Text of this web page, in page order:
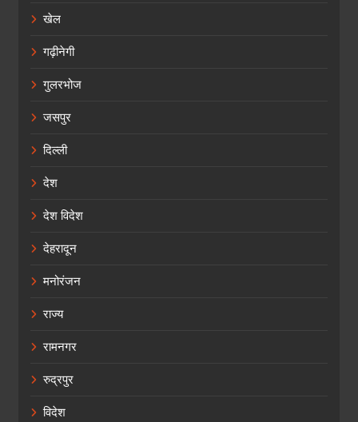
खेल
गढ़ीनेगी
गुलरभोज
जसपुर
दिल्ली
देश
देश विदेश
देहरादून
मनोरंजन
राज्य
रामनगर
रुद्रपुर
विदेश